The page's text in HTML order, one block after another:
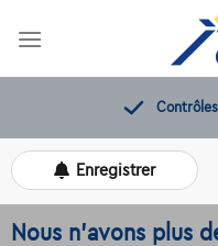
12 mois
Enregistrer
Nous n'avons plus